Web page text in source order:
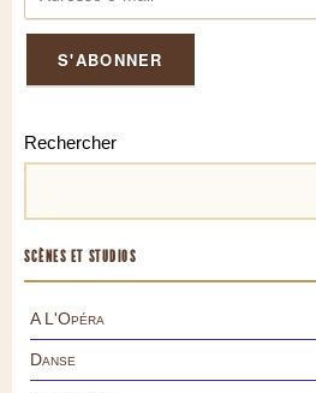
Rechercher
SCÈNES ET STUDIOS
A L'Opéra
Danse